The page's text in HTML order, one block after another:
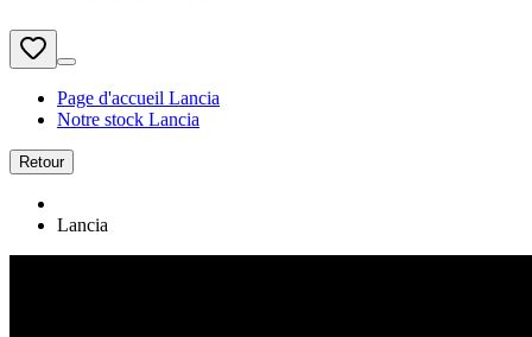
Page d'accueil Lancia
Notre stock Lancia
Retour
Lancia